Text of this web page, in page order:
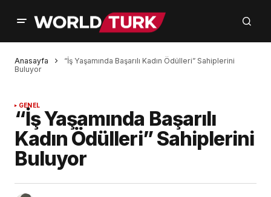
Anasayfa
“İş Yaşamında Başarılı Kadın Ödülleri” Sahiplerini
Buluyor
GENEL
“İş Yaşamında Başarılı
Kadın Ödülleri” Sahiplerini
Buluyor